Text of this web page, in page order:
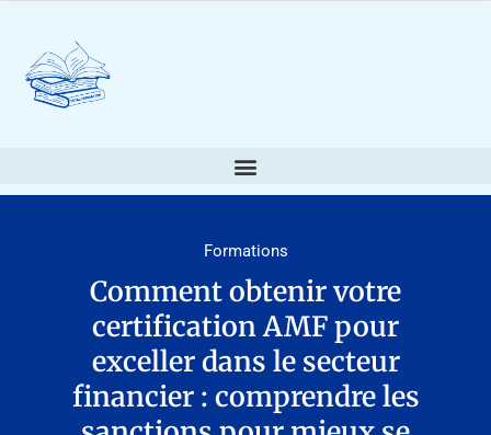
Formations
Comment obtenir votre
certification AMF pour
exceller dans le secteur
financier : comprendre les